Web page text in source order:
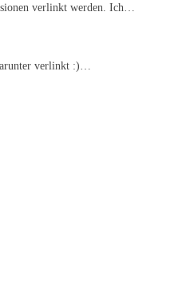
verlinkt werden. Ich…
verlinkt :)…